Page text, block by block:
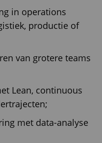
in operations
productie of
van grotere teams
Lean, continuous
met data-analyse